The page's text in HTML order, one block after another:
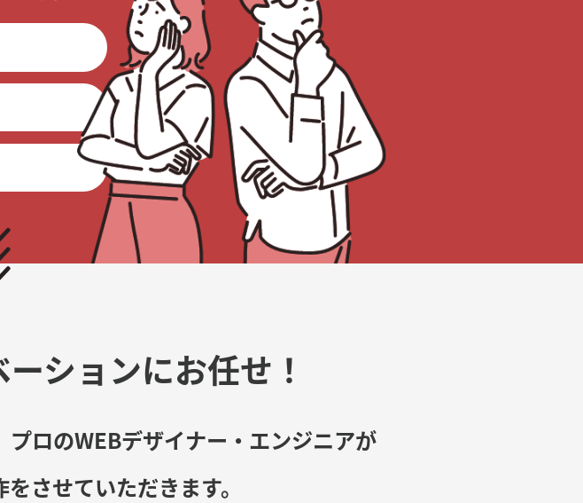
ションにお任せ！
プロのWEBデザイナー・エンジニアが
をさせていただきます。